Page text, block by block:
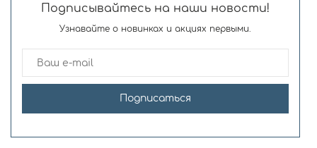
Подписывайтесь на наши новости!
Узнавайте о новинках и акциях первыми.
Подписаться